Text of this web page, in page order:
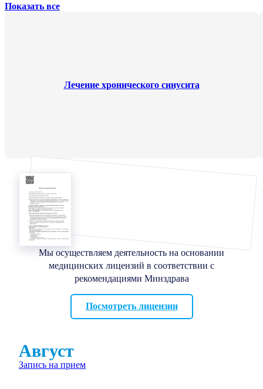
Показать все
Лечение хронического синусита
Мы осуществляем деятельность на основании
медицинских лицензий в соответствии с
рекомендациями Минздрава
Посмотреть лицензии
Август
Запись на прием